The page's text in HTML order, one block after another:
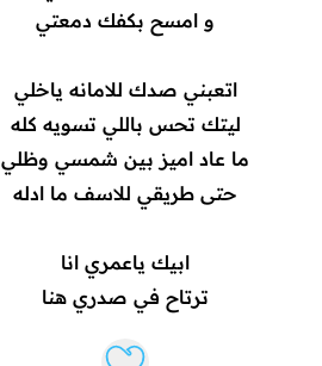
و امسح بكفك دمعتي
اتعبني صدك للامانه ياخلي
ليتك تحس باللي تسويه كله
ما عاد اميز بين شمسي وظلي
حتى طريقي للاسف ما ادله
ابيك ياعمري انا
ترتاح في صدري هنا
Like lyrics